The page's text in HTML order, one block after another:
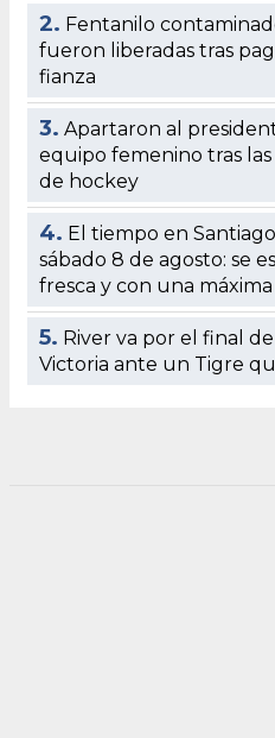
2. Fentanilo
fueron liberadas tras
fianza
3. Apartaron al
equipo femenino tras
de hockey
4. El tiempo en
sábado 8 de agosto: se
fresca y con una máxima
5. River va por el final
Victoria ante un Tigre